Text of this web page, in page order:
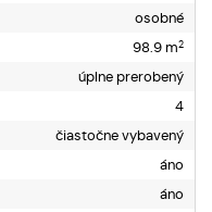
osobné
98.9 m2
úplne prerobený
4
čiastočne vybavený
áno
áno